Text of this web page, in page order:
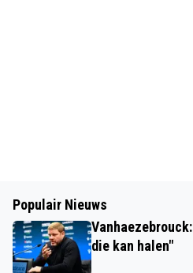
Populair Nieuws
die kan halen"